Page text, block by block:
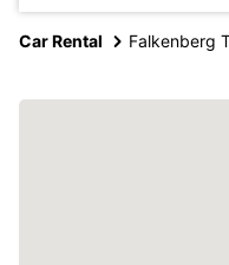
Car Rental Falkenberg